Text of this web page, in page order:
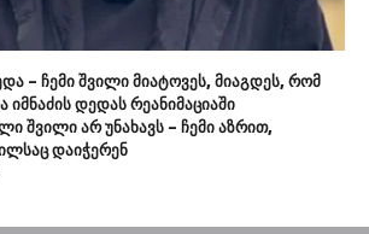
– ჩემი შვილი მიატოვეს, მიაგდეს, რომ
იმნაძის დედას რეანიმაციაში
შვილი არ უნახავს – ჩემი აზრით,
დაიჭერენ